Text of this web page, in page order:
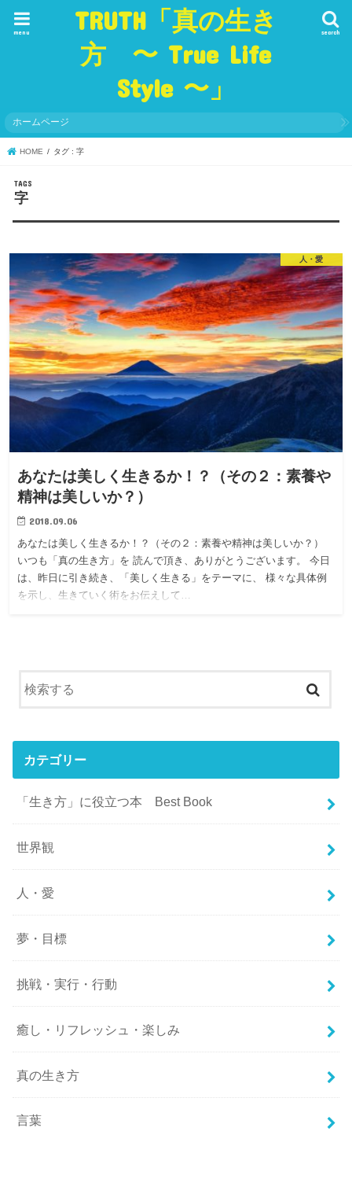
TRUTH「真の生き
方 〜 True Life
Style 〜」
search
menu
ホームページ
HOME タグ : 字
字
人・愛
あなたは美しく生きるか！？（その２：素養や
精神は美しいか？）
2018.09.06
あなたは美しく生きるか！？（その２：素養や精神は美しいか？）
いつも「真の生き方」を 読んで頂き、ありがとうございます。 今日
は、昨日に引き続き、「美しく生きる」をテーマに、 様々な具体例
を示し、生きていく術をお伝えして…
カテゴリー
「生き方」に役立つ本 Best Book
世界観
人・愛
夢・目標
挑戦・実行・行動
癒し・リフレッシュ・楽しみ
真の生き方
言葉